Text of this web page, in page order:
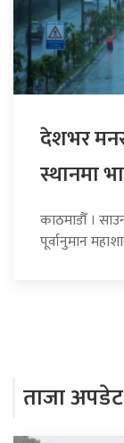
देशभर
स्थानमा
काठमाडौँ ।
पूर्वानुमान
ताजा अपडेट